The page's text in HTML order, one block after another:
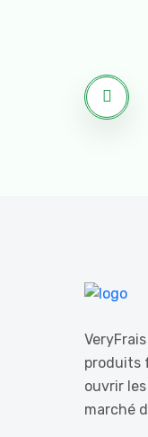
produits
ouvrir
marché